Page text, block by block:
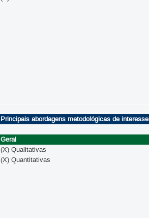
Principais abordagens metodológicas de interesse
Geral
(X) Qualitativas
(X) Quantitativas